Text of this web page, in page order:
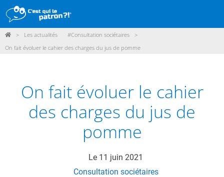
DÉMARCHE
POINTS DE VENTE
PARTICIPER
ACTUALITÉS
ME CONNECTER / ADHÉRER
> Les actualités #Consultation sociétaires
>
On fait évoluer le cahier des charges du jus de pomme
On fait évoluer le cahier
des charges du jus de
pomme
Le 11 juin 2021
Consultation sociétaires